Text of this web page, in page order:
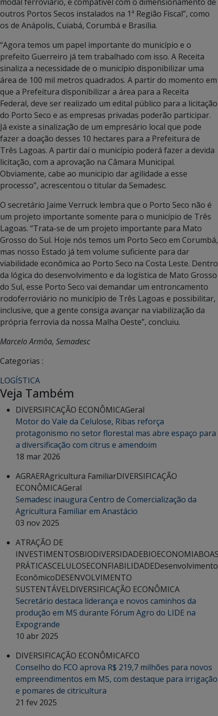
modal ferroviário, e compatível com o dimensionamento de
outros Portos Secos instalados na 1ª Região Fiscal”, como
os de Anápolis, Cuiabá, Corumbá e Brasília.
“Agora temos um papel importante do município e o
prefeito Guerreiro já tem trabalhado com isso. A Receita
sinaliza a necessidade de o município disponibilizar uma
área de 100 mil metros quadrados. A partir do momento em
que a Prefeitura disponibilizar a área para a Receita
Federal, deve ser realizado um edital público para a licitação
do Porto Seco e as empresas privadas poderão participar.
Já existe a sinalização de um empresário local que pode
fazer a doação desses 10 hectares para a Prefeitura de
Três Lagoas. A partir daí o município poderá fazer a devida
licitação, com a aprovação na Câmara Municipal.
Obviamente, cabe ao município dar agilidade a esse
processo”, acrescentou o titular da Semadesc.
O secretário Jaime Verruck lembra que o Porto Seco não é
um projeto importante somente para o município de Três
Lagoas. “Trata-se de um projeto importante para Mato
Grosso do Sul. Hoje nós temos um Porto Seco em Corumbá,
mas nosso Estado já tem volume suficiente para dar
viabilidade econômica ao Porto Seco na Costa Leste. Dentro
da lógica do desenvolvimento e da logística de Mato Grosso
do Sul, esse Porto Seco vai demandar um entroncamento
rodoferroviário no município de Três Lagoas e possibilitar,
inclusive, que a gente consiga avançar na viabilização da
própria ferrovia da nossa Malha Oeste”, concluiu.
Marcelo Armôa, Semadesc
Categorias :
LOGÍSTICA
Veja Também
DIVERSIFICAÇÃO ECONÔMICAGeral
Motor do Vale da Celulose, Ribas reforça
protagonismo no setor florestal mas abre espaço para
a diversificação com citrus e amendoim
18 mar 2026
AGRAERAgricultura FamiliarDIVERSIFICAÇÃO
ECONÔMICAGeral
Semadesc inaugura Centro de Comercialização da
Agricultura Familiar em Anastácio
03 nov 2025
ATRAÇÃO DE
INVESTIMENTOSBIODIVERSIDADEBIOECONOMIA
PRÁTICASCELULOSECONFIABILIDADEDesenvolvimento
EconômicoDESENVOLVIMENTO
SUSTENTÁVELDIVERSIFICAÇÃO ECONÔMICA
Secretário destaca liderança e novos caminhos da
produção em MS durante Fórum Agro do LIDE na
Expogrande
10 abr 2025
DIVERSIFICAÇÃO ECONÔMICAFCO
Conselho do FCO aprova R$ 219,7 milhões para novos
empreendimentos em MS, com destaque para irrigação
e pomares de citricultura
21 fev 2025